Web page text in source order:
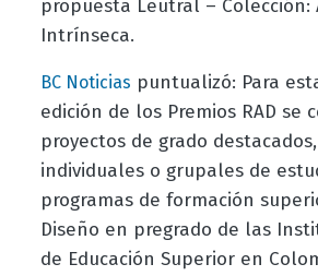
propuesta Leutral – Colección:
Intrínseca.
BC Noticias puntualizó: Para
edición de los Premios RAD se
proyectos de grado destacados,
individuales o grupales de
programas de formación
Diseño en pregrado de las
de Educación Superior en